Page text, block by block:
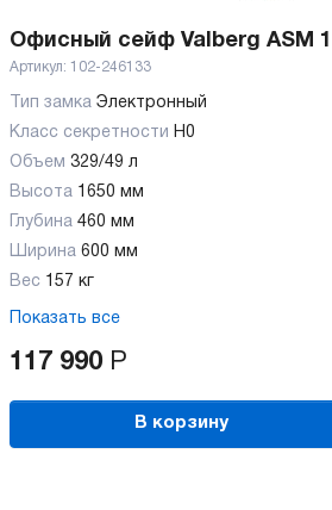
Офисный сейф Valberg ASM
Артикул: 102-246133
Тип замка Электронный
Класс секретности H0
Объем 329/49 л
Высота 1650 мм
Глубина 460 мм
Ширина 600 мм
Вес 157 кг
Показать все
117 990 Р
В корзину